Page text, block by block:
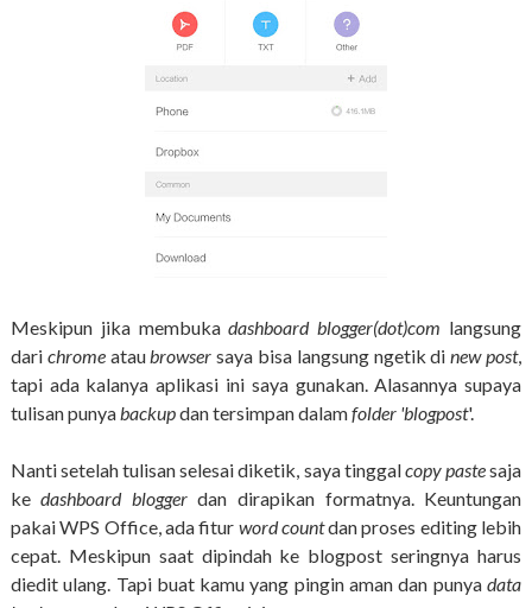
Meskipun jika membukadashboard blogger(dot)com langsung
dari chromeataubrowser saya bisa langsung ngetik dinew post,
tapi ada kalanya aplikasi ini saya gunakan. Alasannya supaya
tulisan punyabackupdan tersimpan dalamfolder 'blogpost'.
Nanti setelah tulisan selesai diketik, saya tinggalcopy pastesaja
kedashboard bloggerdan dirapikan formatnya. Keuntungan
pakai WPS Office, ada fitur word countdan proses editing lebih
cepat. Meskipun saat dipindah ke blogpost seringnya harus
diedit ulang. Tapi buat kamu yang pingin aman dan punyadata